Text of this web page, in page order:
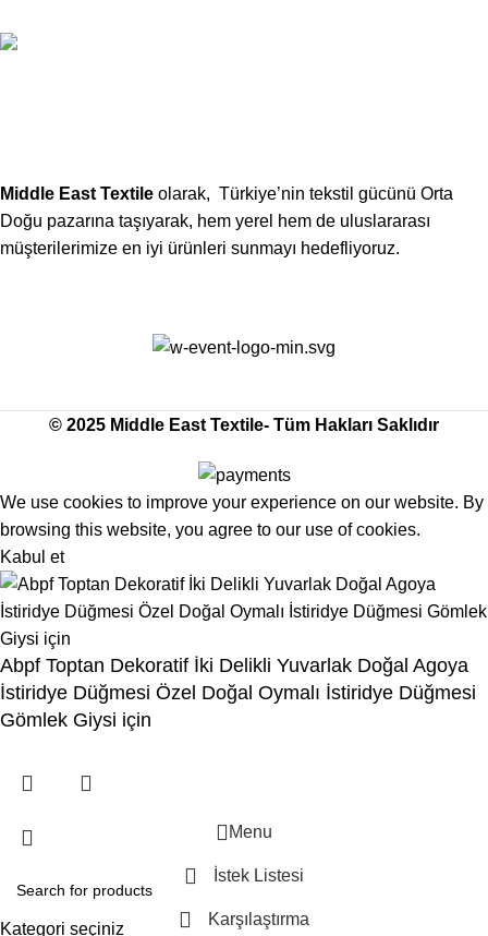
Middle East Textile olarak, Türkiye’nin tekstil gücünü Orta
Doğu pazarına taşıyarak, hem yerel hem de uluslararası
müşterilerimize en iyi ürünleri sunmayı hedefliyoruz.
© 2025 Middle East Textile- Tüm Hakları Saklıdır
We use cookies to improve your experience on our website. By
browsing this website, you agree to our use of cookies.
Kabul et
Abpf Toptan Dekoratif İki Delikli Yuvarlak Doğal Agoya
İstiridye Düğmesi Özel Doğal Oymalı İstiridye Düğmesi
Gömlek Giysi için
Kategori seçiniz
Menu
İstek Listesi
Karşılaştırma